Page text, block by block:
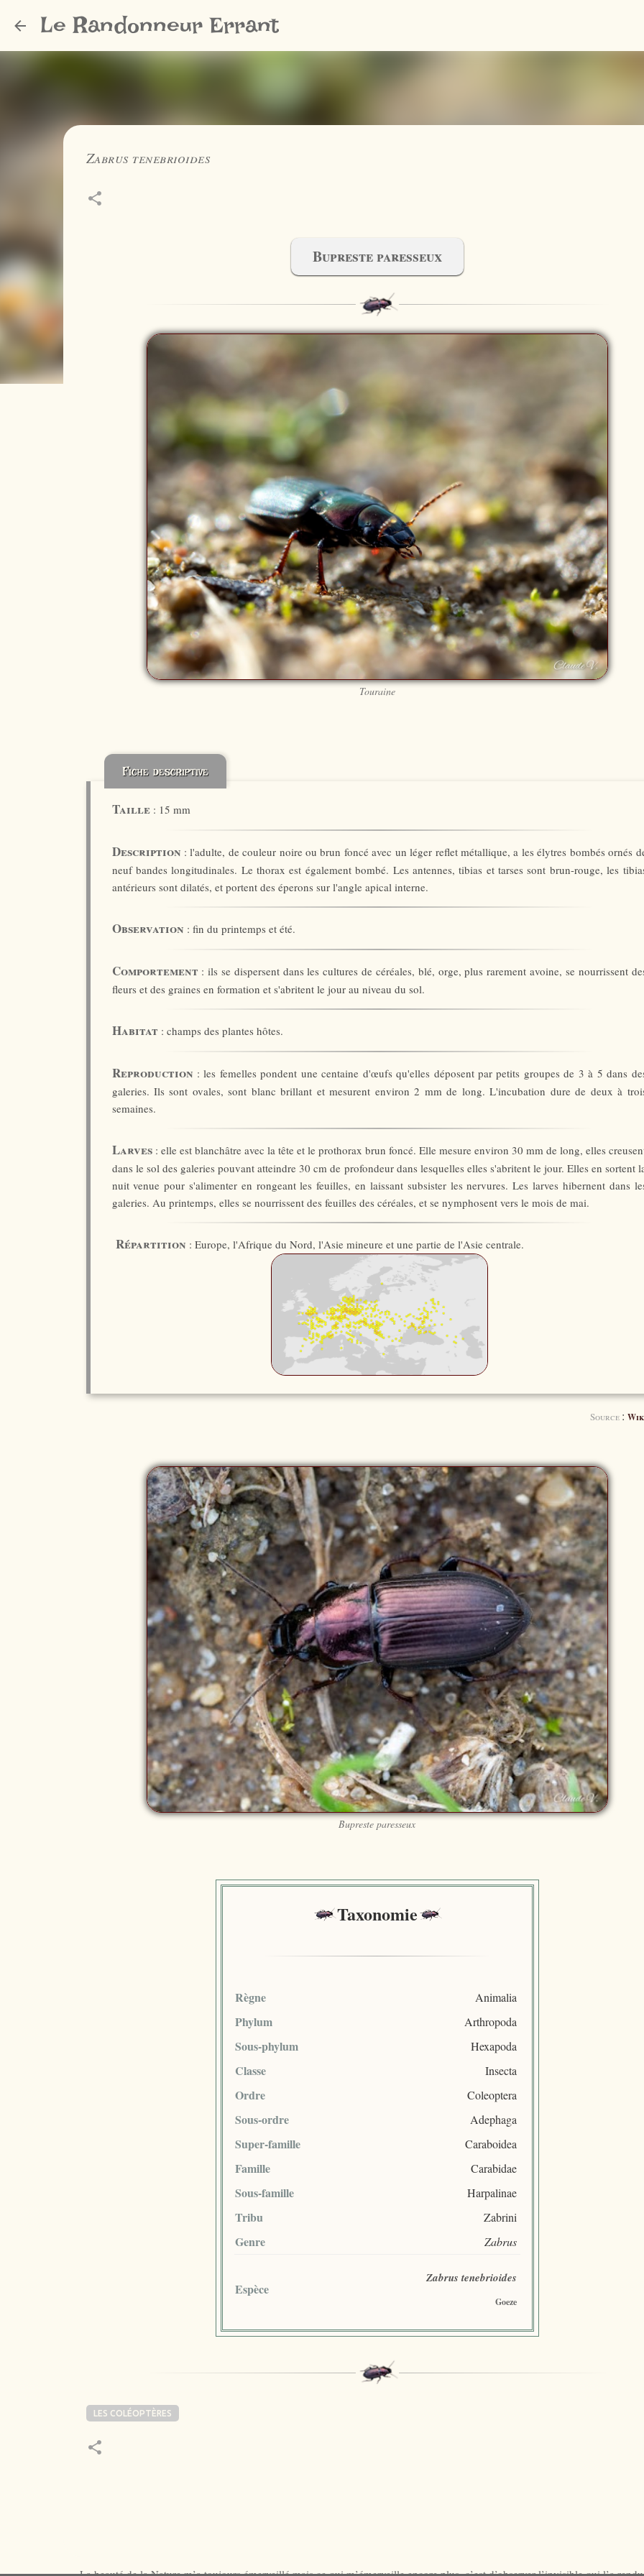
Le Randonneur Errant
Zabrus tenebrioides
Bupreste paresseux
Touraine
Fiche descriptive
Taille: 15 mm
Description : l'adulte, de couleur noire ou brun foncé avec un léger reflet métallique, a les élytres bombés ornés
neuf bandes longitudinales. Le thorax est également bombé. Les antennes, tibias et tarses sont brun-rouge, les
antérieurs sont dilatés, et portent des éperons sur l'angle apical interne.
Observation : fin du printemps et été.
Comportement : ils se dispersent dans les cultures de céréales, blé, orge, plus rarement avoine, se nourrissent
fleurs et des graines en formation et s'abritent le jour au niveau du sol.
Habitat : champs des plantes hôtes.
Reproduction : les femelles pondent une centaine d'œufs qu'elles déposent par petits groupes de 3 à 5 dans
galeries. Ils sont ovales, sont blanc brillant et mesurent environ 2 mm de long. L'incubation dure de deux à
semaines.
Larves: elle est blanchâtre avec la tête et le prothorax brun foncé. Elle mesure environ 30 mm de long, elles
dans le sol des galeries pouvant atteindre 30 cm de profondeur dans lesquelles elles s'abritent le jour. Elles en sortent
nuit venue pour s'alimenter en rongeant les feuilles, en laissant subsister les nervures. Les larves hibernent dans
galeries. Au printemps, elles se nourrissent des feuilles des céréales, et se nymphosent vers le mois de mai.
Répartition : Europe, l'Afrique du Nord, l'Asie mineure et une partie de l'Asie centrale.
Source :
Bupreste paresseux
Taxonomie
Règne Animalia
Phylum Arthropoda
Sous-phylum Hexapoda
Classe Insecta
Ordre Coleoptera
Sous-ordre Adephaga
Super-famille Caraboidea
Famille Carabidae
Sous-famille Harpalinae
Tribu Zabrini
Genre Zabrus
Espèce
Zabrus tenebrioides
Goeze
LES COLÉOPTÈRES